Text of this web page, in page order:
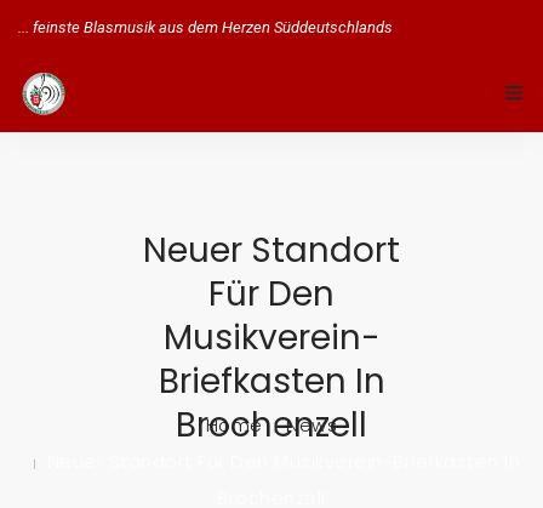
... feinste Blasmusik aus dem Herzen Süddeutschlands
MUSIKALISCHE AUSBILDUNG
Neuer Standort
Für Den
Musikverein-
Briefkasten In
Brochenzell
Home
News